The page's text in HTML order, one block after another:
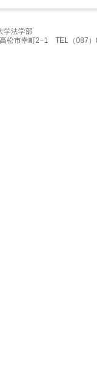
学法学部
松市幸町2−1 TEL（087）